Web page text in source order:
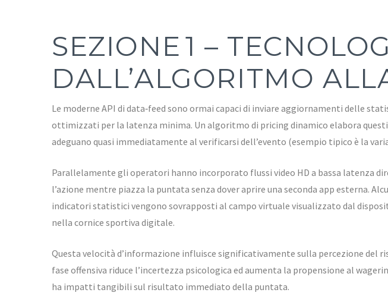
SEZIONE 1 –
DALL’ALGORITMO
Le moderne API di data‑feed sono ormai capaci di inviare aggiornamenti delle
ottimizzati per la latenza minima. Un algoritmo di pricing dinamico elabora
adeguano quasi immediatamente al verificarsi dell’evento (esempio tipico è la
Parallelamente gli operatori hanno incorporato flussi video HD a bassa latenza
l’azione mentre piazza la puntata senza dover aprire una seconda app esterna.
indicatori statistici vengono sovrapposti al campo virtuale visualizzato dal
nella cornice sportiva digitale.
Questa velocità d’informazione influisce significativamente sulla percezione del
fase offensiva riduce l’incertezza psicologica ed aumenta la propensione al
ha impatti tangibili sul risultato immediato della puntata.